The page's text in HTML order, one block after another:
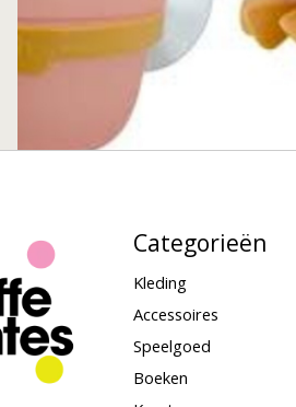
Categorieën
Kleding
Accessoires
Speelgoed
Boeken